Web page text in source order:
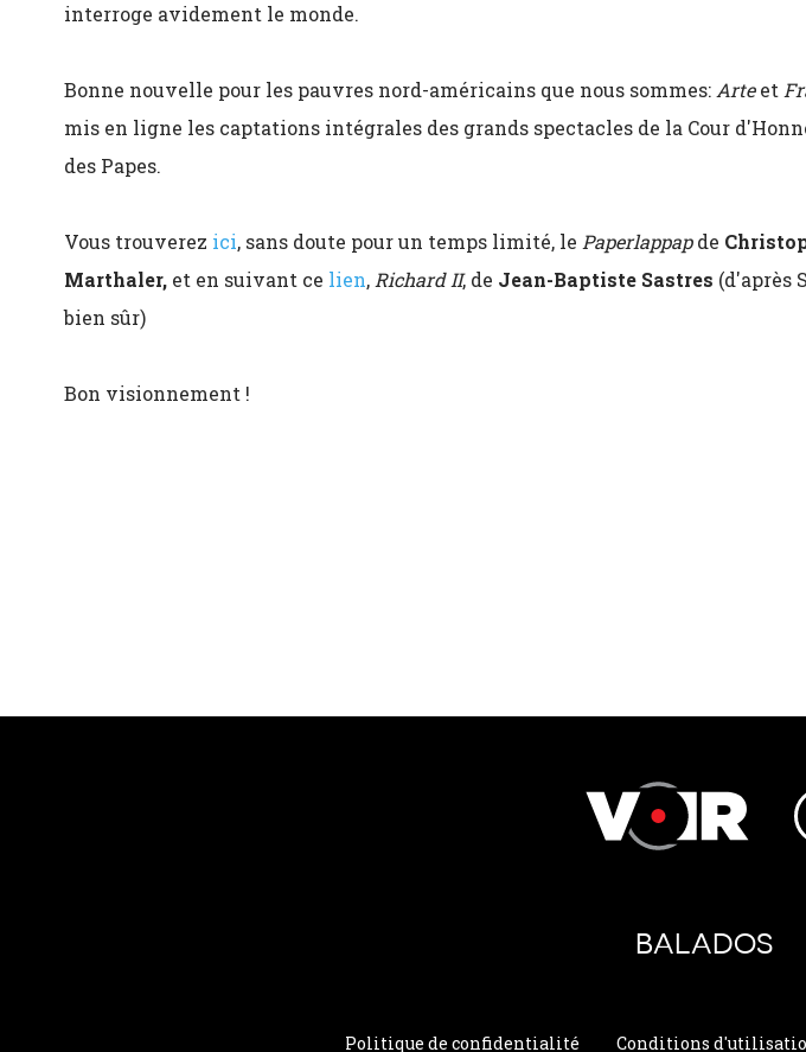
interroge avidement le monde.
Bonne nouvelle pour les pauvres nord-américains que nous sommes: Arteet
mis en ligne les captations intégrales des grands spectacles de la Cour
des Papes.
Vous trouverez ici, sans doute pour un temps limité, le Paperlappapde
Marthaler, et en suivant ce lien, Richard II, de Jean-Baptiste Sastres (d'après
bien sûr)
Bon visionnement !
BALADOS
Politique de confidentialité Conditions